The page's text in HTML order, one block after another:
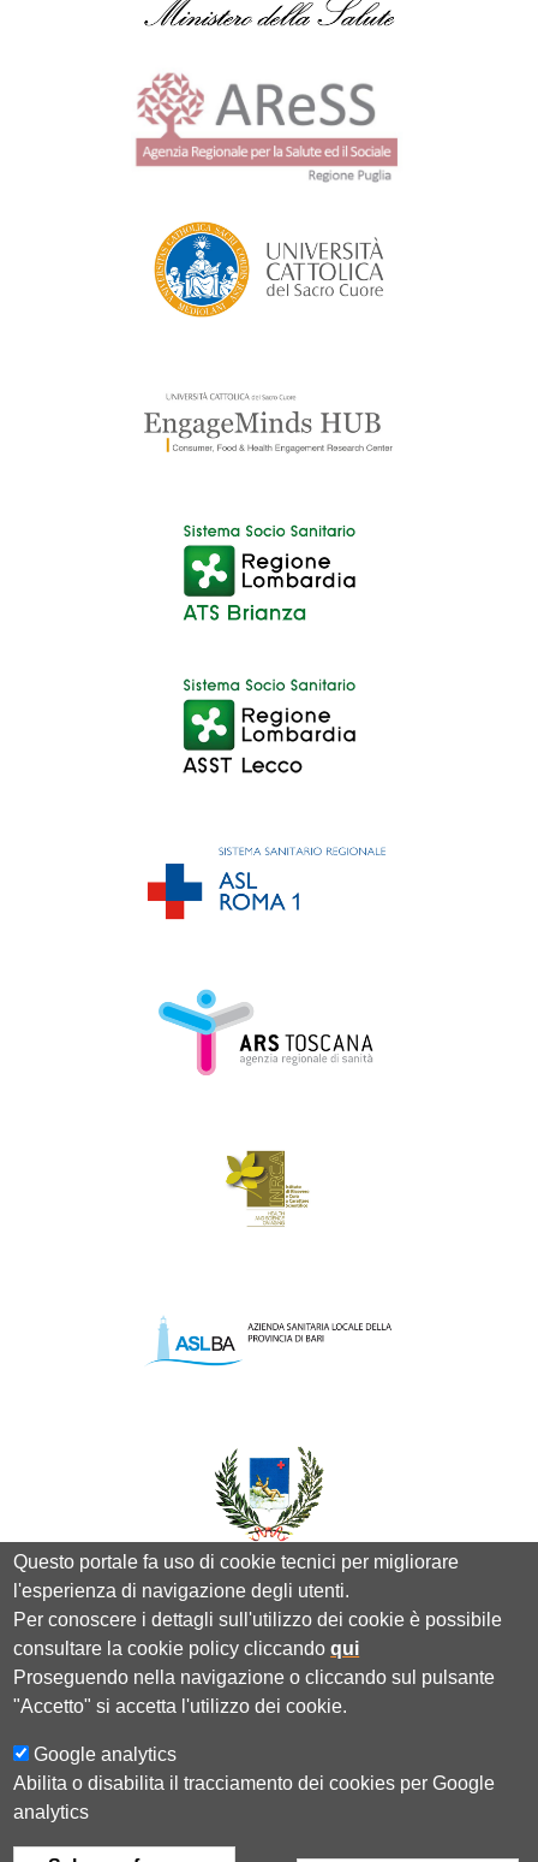
PRIVACY POLICY
ISCRITTI
DICHIARAZIONE DI ACCESSIBILITÀ
Questo portale fa uso di cookie tecnici per migliorare
l'esperienza di navigazione degli utenti.
Per conoscere i dettagli sull'utilizzo dei cookie è possibile
consultare la cookie policy cliccandoqui
Proseguendo nella navigazione o cliccando sul pulsante
"Accetto" si accetta l'utilizzo dei cookie.
Google analytics
Abilita o disabilita il tracciamento dei cookies per Google
analytics